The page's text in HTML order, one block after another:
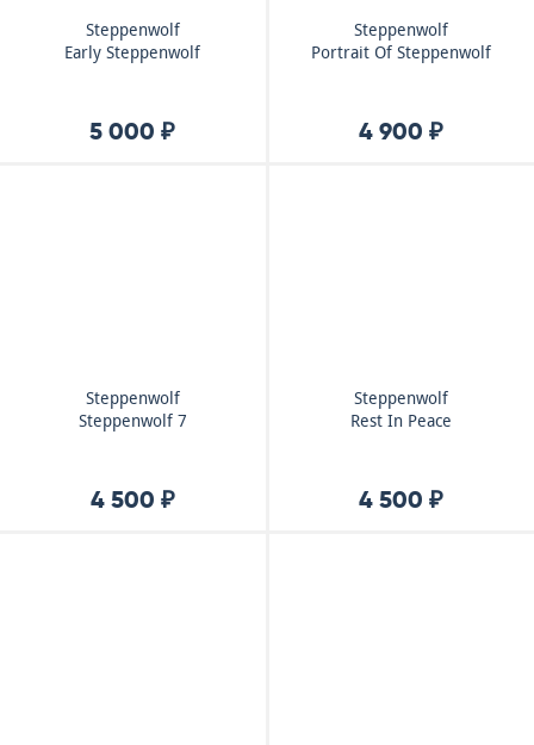
Steppenwolf
Early Steppenwolf
5 000 ₽
Steppenwolf
Portrait Of Steppenwolf
4 900 ₽
Steppenwolf
Steppenwolf 7
4 500 ₽
Steppenwolf
Rest In Peace
4 500 ₽